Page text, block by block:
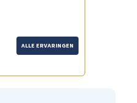
ALLE ERVARINGEN